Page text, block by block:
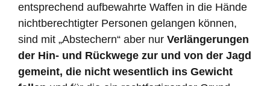
entsprechend aufbewahrte Waffen in die Hände
nichtberechtigter Personen gelangen können,
sind mit „Abstechern“ aber nur Verlängerungen
der Hin- und Rückwege zur und von der Jagd
gemeint, die nicht wesentlich ins Gewicht